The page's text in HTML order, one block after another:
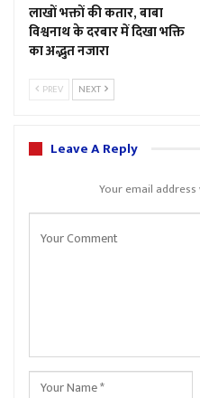
लाखों भक्तों की कतार, बाबा
विश्वनाथ के दरबार में दिखा भक्ति
का अद्भुत नजारा
PREV NEXT
Leave A Reply
Your email